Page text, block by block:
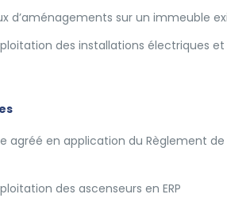
d’aménagements sur un immeuble
des installations électriques et
en application du Règlement
des ascenseurs en ERP